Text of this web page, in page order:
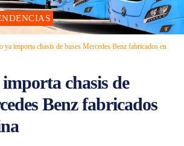
ya importa chasis de buses Mercedes Benz fabricados en
chasis de
Benz fabricados